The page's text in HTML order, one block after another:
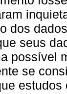
dos
seus
possível
se